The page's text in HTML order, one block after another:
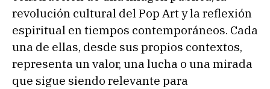
revolución cultural del Pop Art y la reflexión
espiritual en tiempos contemporáneos. Cada
una de ellas, desde sus propios contextos,
representa un valor, una lucha o una mirada
que sigue siendo relevante para